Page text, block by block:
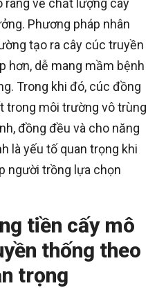
Phương pháp nhân
tạo ra cây cúc truyền
hơn, dễ mang mầm bệnh
Trong khi đó, cúc đồng
trong môi trường vô trùng
đồng đều và cho năng
là yếu tố quan trọng khi
người trồng lựa chọn
tiền cấy mô
thống theo
trọng